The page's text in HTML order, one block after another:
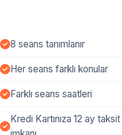
8 seans tanımlanır
Her seans farklı konular
Farklı seans saatleri
Kredi Kartınıza 12 ay taksit